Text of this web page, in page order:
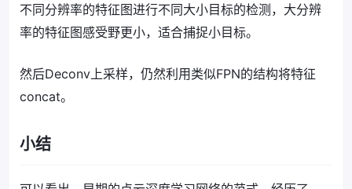
不同分辨率的特征图进行不同大小目标的检测，大分辨
率的特征图感受野更小，适合捕捉小目标。
然后Deconv上采样，仍然利用类似FPN的结构将特征
concat。
小结